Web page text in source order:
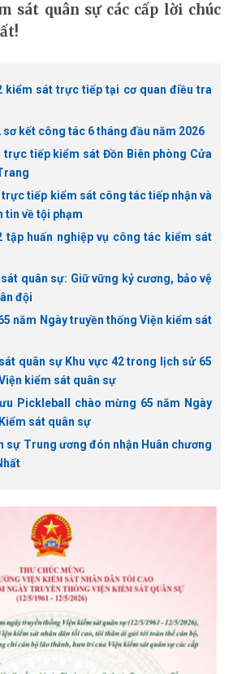
sát quân sự các cấp lời chúc
kiểm sát trực tiếp tại cơ quan điều tra
sơ kết công tác 6 tháng đầu năm 2026
trực tiếp kiểm sát Đồn Biên phòng Cửa
trực tiếp kiểm sát công tác tiếp nhận và
tin về tội phạm
tập huấn nghiệp vụ công tác kiểm sát
quân sự: Giữ vững kỷ cương, bảo vệ
đội
năm Ngày truyền thống Viện kiểm sát
quân sự Khu vực 42 trong lịch sử 65
kiểm sát quân sự
Pickleball chào mừng 65 năm Ngày
sát quân sự
sự Trung ương đón nhận Huân chương